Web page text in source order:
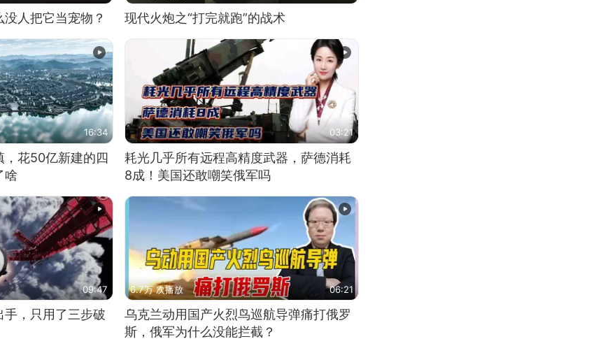
人把它当宠物？ 现代火炮之“打完就跑”的战术
16:34
，花50亿新建的四
啥
03:21
耗光几乎所有远程高精度武器，萨德消耗
8成！美国还敢嘲笑俄军吗
09:47
手，只用了三步破
6.7万 次播放 06:21
乌克兰动用国产火烈鸟巡航导弹痛打俄罗
斯，俄军为什么没能拦截？